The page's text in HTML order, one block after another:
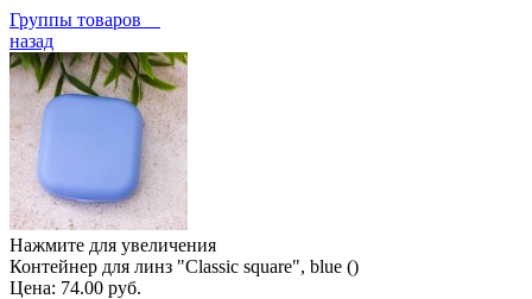
Группы товаров
назад
Нажмите для увеличения
Контейнер для линз "Classic square", blue ()
Цена: 74.00 руб.